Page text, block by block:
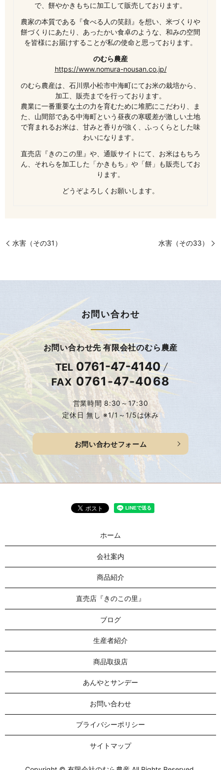
で、餅やかきもちに加工して販売しております。
農家の本質である『食べる人の笑顔』を想い、米づくりや
餅づくりにあたり、あったかい食卓のような、和みの空間
を皆様にお届けすることが私の使命と思っております。
のむら農産
https://www.nomura-nousan.co.jp/
のむら農産は、石川県小松市中海町にてお米の栽培から、
加工、販売までを行っております。
農業に一番重要な土の力を育むために堆肥にこだわり、ま
た、山間部である中海町という昼夜の寒暖差が激しい土地
で育まれるお米は、甘みと香りが強く、ふっくらとした味
わいになります。
直売店『きのこの里』や、通販サイトにて、お米はもちろ
ん、それらを加工した「かきもち」や「餅」も販売してお
ります。
どうぞよろしくお願いします。
水害（その31） 水害（その33）
お問い合わせ
お問い合わせ先 有限会社のむら農産
TEL 0761-47-4140
FAX0761-47-4068
営業時間 8:30～17:30
定休日 無し ※1/1～1/5は休み
お問い合わせフォーム
ホーム
会社案内
商品紹介
直売店『きのこの里』
ブログ
生産者紹介
商品取扱店
あんやとサンデー
お問い合わせ
プライバシーポリシー
サイトマップ